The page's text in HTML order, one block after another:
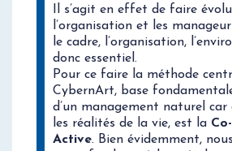
Il s’agit en effet de faire
l’organisation et les
le cadre, l’organisation,
donc essentiel.
Pour ce faire la méthode
CybernArt, base
d’un management naturel car
les réalités de la vie, est la
Active. Bien évidemment,